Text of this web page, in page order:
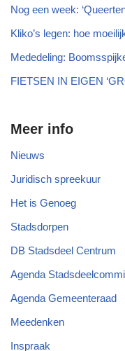
Nog een week:
Kliko’s legen: hoe
Mededeling:
FIETSEN IN EIGEN
Meer info
Nieuws
Juridisch spreekuur
Het is Genoeg
Stadsdorpen
DB Stadsdeel Centrum
Agenda
Agenda Gemeenteraad
Meedenken
Inspraak